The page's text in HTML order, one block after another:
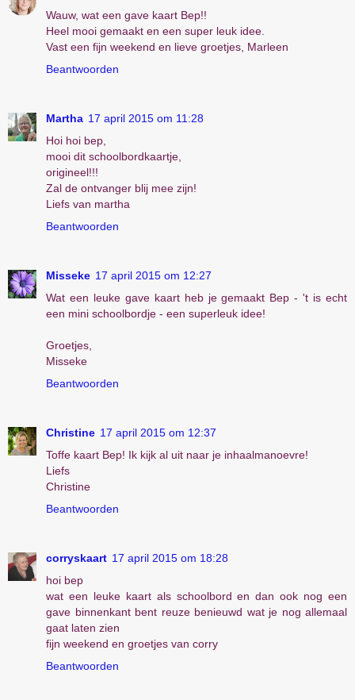
Wauw, wat een gave kaart Bep!!
Heel mooi gemaakt en een super leuk idee.
Vast een fijn weekend en lieve groetjes, Marleen
Beantwoorden
Martha 17 april 2015 om 11:28
Hoi hoi bep,
mooi dit schoolbordkaartje,
origineel!!!
Zal de ontvanger blij mee zijn!
Liefs van martha
Beantwoorden
Misseke 17 april 2015 om 12:27
Wat een leuke gave kaart heb je gemaakt Bep - 't is echt
een mini schoolbordje - een superleuk idee!
Groetjes,
Misseke
Beantwoorden
Christine 17 april 2015 om 12:37
Toffe kaart Bep! Ik kijk al uit naar je inhaalmanoevre!
Liefs
Christine
Beantwoorden
corryskaart 17 april 2015 om 18:28
hoi bep
wat een leuke kaart als schoolbord en dan ook nog een
gave binnenkant bent reuze benieuwd wat je nog allemaal
gaat laten zien
fijn weekend en groetjes van corry
Beantwoorden